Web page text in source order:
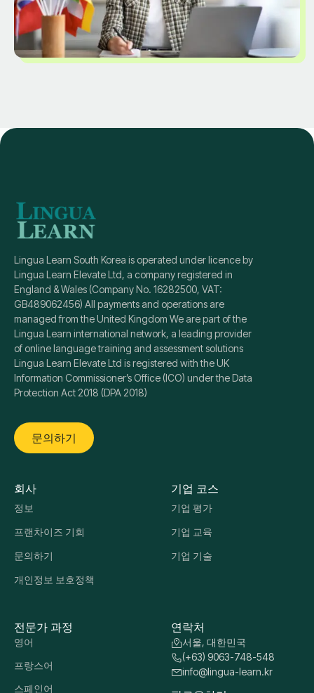
Lingua Learn South Korea is operated under licence by
Lingua Learn Elevate Ltd, a company registered in
GB489062456) All payments and operations are
managed from the United Kingdom We are part of the
Lingua Learn international network, a leading provider
Lingua Learn Elevate Ltd is registered with the UK
Information Commissioner’s Office (ICO) under the Data
Protection Act 2018 (DPA 2018)
문의하기
정보
기업 평가
기업 교육
기업 기술